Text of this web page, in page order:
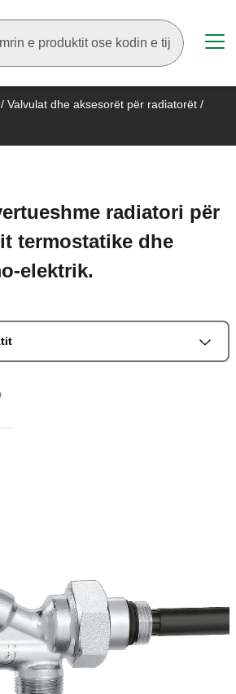
/ Valvulat dhe aksesorët për radiatorët /
radiatori për
termostatike dhe
elektrik.